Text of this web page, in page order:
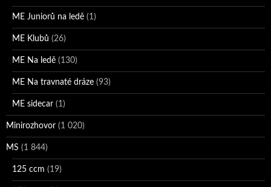
ME Juniorů na ledě (1)
ME Klubů (26)
ME Na ledě (130)
ME Na travnaté dráze (93)
ME sidecar (1)
Minirozhovor (1 020)
MS (1 844)
125 ccm (19)